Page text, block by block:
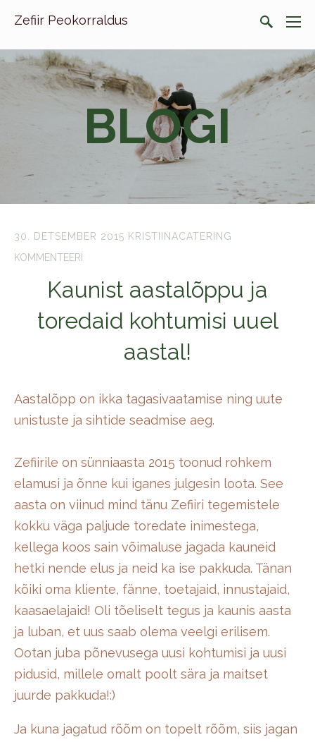
Zefiir Peokorraldus
BLOGI
30. DETSEMBER 2015 KRISTIINACATERING
KOMMENTEERI
Kaunist aastalõppu ja
toredaid kohtumisi uuel
aastal!
Aastalõpp on ikka tagasivaatamise ning uute
unistuste ja sihtide seadmise aeg.
Zefiirile on sünniaasta 2015 toonud rohkem
elamusi ja õnne kui iganes julgesin loota. See
aasta on viinud mind tänu Zefiiri tegemistele
kokku väga paljude toredate inimestega,
kellega koos sain võimaluse jagada kauneid
hetki nende elus ja neid ka ise pakkuda. Tänan
kõiki oma kliente, fänne, toetajaid, innustajaid,
kaasaelajaid! Oli tõeliselt tegus ja kaunis aasta
ja luban, et uus saab olema veelgi erilisem.
Ootan juba põnevusega uusi kohtumisi ja uusi
pidusid, millele omalt poolt sära ja maitset
juurde pakkuda!:)
Ja kuna jagatud rõõm on topelt rõõm, siis jagan